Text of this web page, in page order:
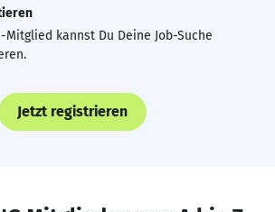
Mitglied kannst Du Deine Job-Suche
Jetzt registrieren